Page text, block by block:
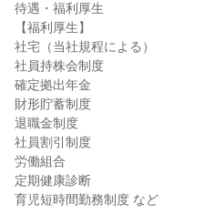
待遇・福利厚生
【福利厚生】
社宅（当社規程による）
社員持株会制度
確定拠出年金
財形貯蓄制度
退職金制度
社員割引制度
労働組合
定期健康診断
育児短時間勤務制度 など